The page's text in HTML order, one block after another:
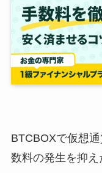
BTCBOXで仮想
数料の発生を抑え